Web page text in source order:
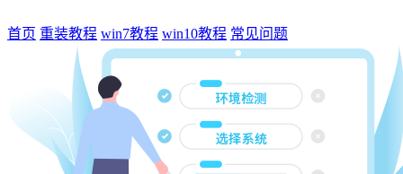
首页 重装教程 win7教程 win10教程 常见问题